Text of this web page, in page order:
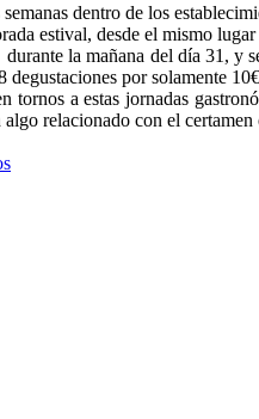
dentro de los
estival, desde el mismo
durante la mañana del día 31, y
por solamente
a estas jornadas
relacionado con el certamen